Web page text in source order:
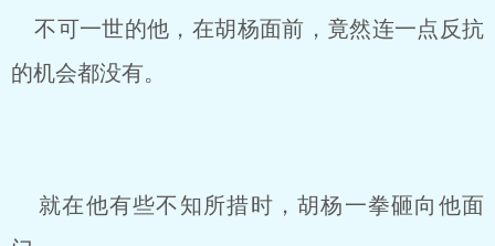
不可一世的他，在胡杨面前，竟然连一点反抗
的机会都没有。
就在他有些不知所措时，胡杨一拳砸向他面